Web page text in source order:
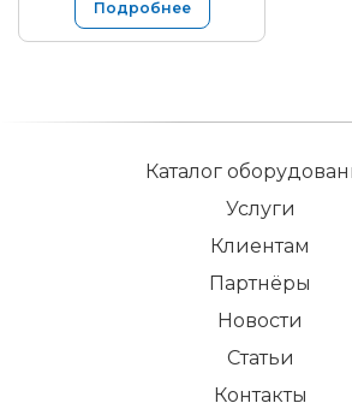
Подробнее
Каталог
Услуги
Клиентам
Партнёры
Новости
Статьи
Контакты